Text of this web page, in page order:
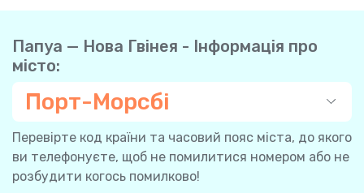
Папуа — Нова Гвінея - Інформація про
місто:
Порт-Морсбі
Перевірте код країни та часовий пояс міста, до якого
ви телефонуєте, щоб не помилитися номером або не
розбудити когось помилково!